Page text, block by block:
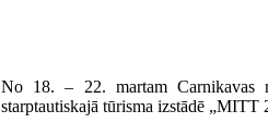
No 18. – 22. martam Carnikavas
starptautiskajā tūrisma izstādē „MITT